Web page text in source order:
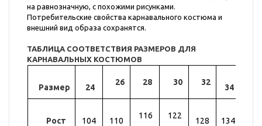
на равнозначную, с похожими рисунками.
Потребительские свойства карнавального костюма и
внешний вид образа сохранятся.
ТАБЛИЦА СООТВЕТСТВИЯ РАЗМЕРОВ ДЛЯ
КАРНАВАЛЬНЫХ КОСТЮМОВ
Размер 24
26 28 30 32
34
Рост 104 110
116 122
128 134